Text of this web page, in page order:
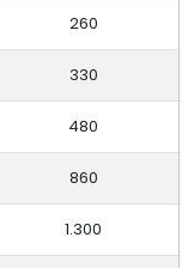
260
330
480
860
1.300